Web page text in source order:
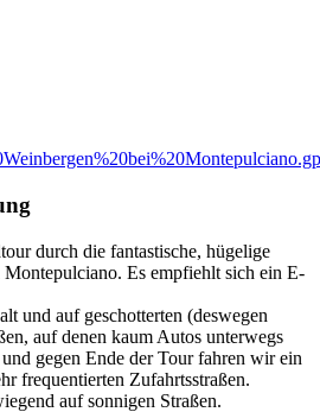
durch die fantastische, hügelige
Es empfiehlt sich ein E-
und auf geschotterten (deswegen
auf denen kaum Autos unterwegs
gegen Ende der Tour fahren wir ein
frequentierten Zufahrtsstraßen.
auf sonnigen Straßen.